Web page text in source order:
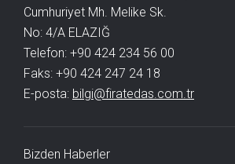
Cumhuriyet Mh. Melike Sk.
No: 4/A ELAZIĞ
Telefon: +90 424 234 56 00
Faks: +90 424 247 24 18
E-posta: bilgi@firatedas.com.tr
Bizden Haberler